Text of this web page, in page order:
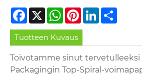
Facebook
X WhatsApp
PinterestLinkedIn
Tuotteen Kuvaus
Toivotamme sinut tervetulleeksi
Packagingin Top-Spiral-